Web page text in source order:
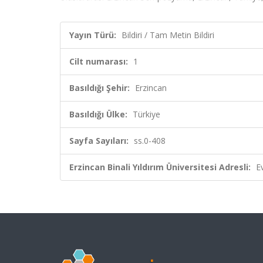
Yayın Türü: Bildiri / Tam Metin Bildiri
Cilt numarası: 1
Basıldığı Şehir: Erzincan
Basıldığı Ülke: Türkiye
Sayfa Sayıları: ss.0-408
Erzincan Binali Yıldırım Üniversitesi Adresli: